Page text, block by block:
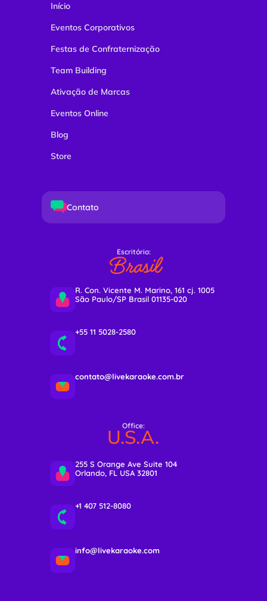
Início
Eventos Corporativos
Festas de Confraternização
Team Building
Ativação de Marcas
Eventos Online
Blog
Store
Contato
Escritório:
Brasil
R. Con. Vicente M. Marino, 161 cj. 1005
São Paulo/SP Brasil 01135-020
+55 11 5028-2580
contato@livekaraoke.com.br
Office:
U.S.A.
255 S Orange Ave Suite 104
Orlando, FL USA 32801
+1 407 512-8080
info@livekaraoke.com